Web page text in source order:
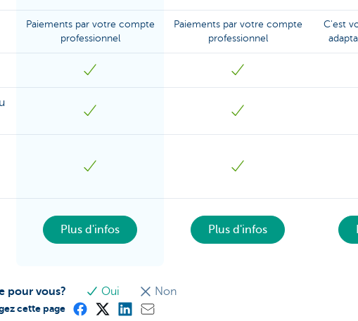
Paiements par votre compte
professionnel
Paiements par votre compte
professionnel
C'est
Plus d'infos Plus d'infos
pour vous? Oui Non
cette page